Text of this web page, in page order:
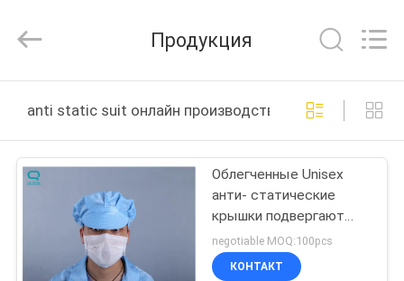
ПРОДУКТЫ
Technology
Co.,Ltd.
Reserved.
Продукция
anti static suit онлайн производство
Облегченные Unisex
анти- статические
крышки подвергают
Washable механической
обработке для
negotiable MOQ:100pcs
КОНТАКТ